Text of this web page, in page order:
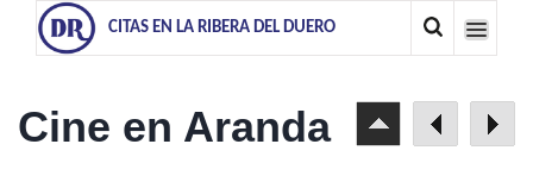
CITAS EN LA RIBERA DEL DUERO
Cine en Aranda